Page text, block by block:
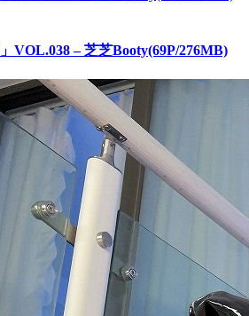
VOL.038 – 芝芝Booty(69P/276MB)